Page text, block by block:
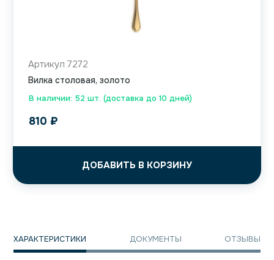
В наличии: 52 шт. (доставка до 10 дней)
Артикул 7272
Вилка столовая, золото
810 ₽
ДОБАВИТЬ В КОРЗИНУ
ХАРАКТЕРИСТИКИ ДОКУМЕНТЫ ОТЗЫВЫ